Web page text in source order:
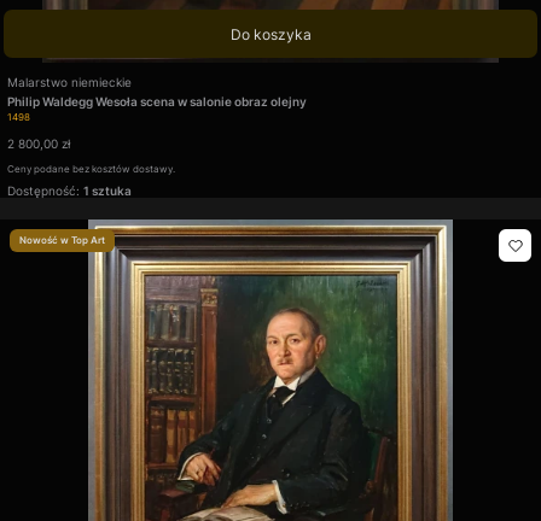
Do koszyka
Kod produktu
1498
Philip Waldegg Wesoła scena w salonie obraz olejny
Producent
Malarstwo niemieckie
Cena
2 800,00 zł
Ceny podane bez kosztów dostawy.
Dostępność: 1 sztuka
Nowość w Top Art